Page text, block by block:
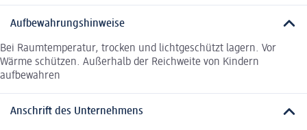
Aufbewahrungshinweise
Bei Raumtemperatur, trocken und lichtgeschützt lagern. Vor
Wärme schützen. Außerhalb der Reichweite von Kindern
aufbewahren
Anschrift des Unternehmens